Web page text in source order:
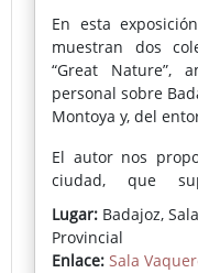
En esta
muestran dos
“Great Nature”,
personal sobre
Montoya y, del
El autor nos
ciudad, que
introspectiva.
personal y la
fotografía.
Lugar: Badajoz,
Provincial
Enlace: Sala